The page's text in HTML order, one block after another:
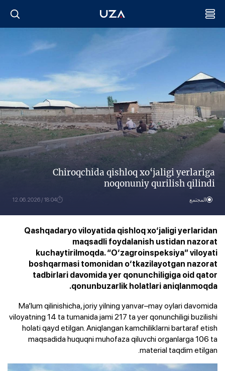
Chiroqchida qishloq xo‘jaligi yerlariga
noqonuniy qurilish qilindi
المجتمع 18:04 / 12.06.2026
Qashqadaryo viloyatida qishloq xo‘jaligi yerlaridan
maqsadli foydalanish ustidan nazorat
kuchaytirilmoqda. “O‘zagroinspeksiya” viloyati
boshqarmasi tomonidan o‘tkazilayotgan nazorat
tadbirlari davomida yer qonunchiligiga oid qator
qonunbuzarlik holatlari aniqlanmoqda.
Ma’lum qilinishicha, joriy yilning yanvar–may oylari davomida
viloyatning 14 ta tumanida jami 217 ta yer qonunchiligi buzilishi
holati qayd etilgan. Aniqlangan kamchiliklarni bartaraf etish
maqsadida huquqni muhofaza qiluvchi organlarga 106 ta
material taqdim etilgan.